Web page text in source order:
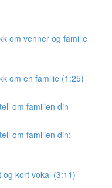
om venner og familie
om en familie (1:25)
om familien din
om familien din:
og kort vokal (3:11)